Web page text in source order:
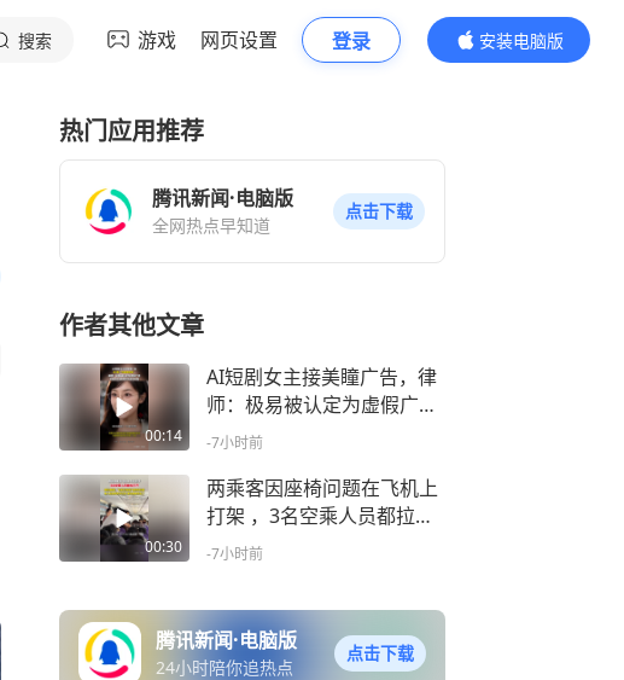
搜索 游戏 网页设置 登录
安装电脑版
内容更精彩
热门应用推荐
腾讯新闻·电脑版
全网热点早知道
点击下载
作者其他文章
00:14
AI短剧女主接美瞳广告，律
师：极易被认定为虚假广
告，可能存在消费欺诈追责
-7小时前
00:30
两乘客因座椅问题在飞机上
打架 ，3名空乘人员都拉不
开
-7小时前
腾讯新闻·电脑版
24小时陪你追热点
点击下载